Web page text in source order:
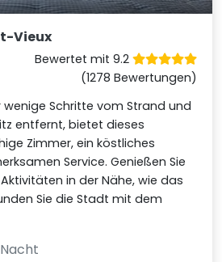
Vieux
Bewertet mit 9.2
(1278 Bewertungen)
wenige Schritte vom Strand und
entfernt, bietet dieses
Zimmer, ein köstliches
Service. Genießen Sie
in der Nähe, wie das
Sie die Stadt mit dem